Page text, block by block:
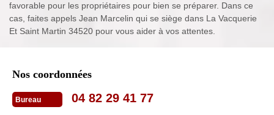
favorable pour les propriétaires pour bien se préparer. Dans ce
cas, faites appels Jean Marcelin qui se siège dans La Vacquerie
Et Saint Martin 34520 pour vous aider à vos attentes.
Nos coordonnées
Bureau 04 82 29 41 77